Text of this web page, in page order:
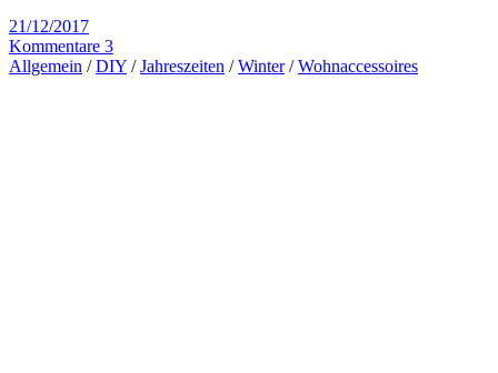
21/12/2017
Kommentare 3
Allgemein /DIY /Jahreszeiten /Winter/Wohnaccessoires